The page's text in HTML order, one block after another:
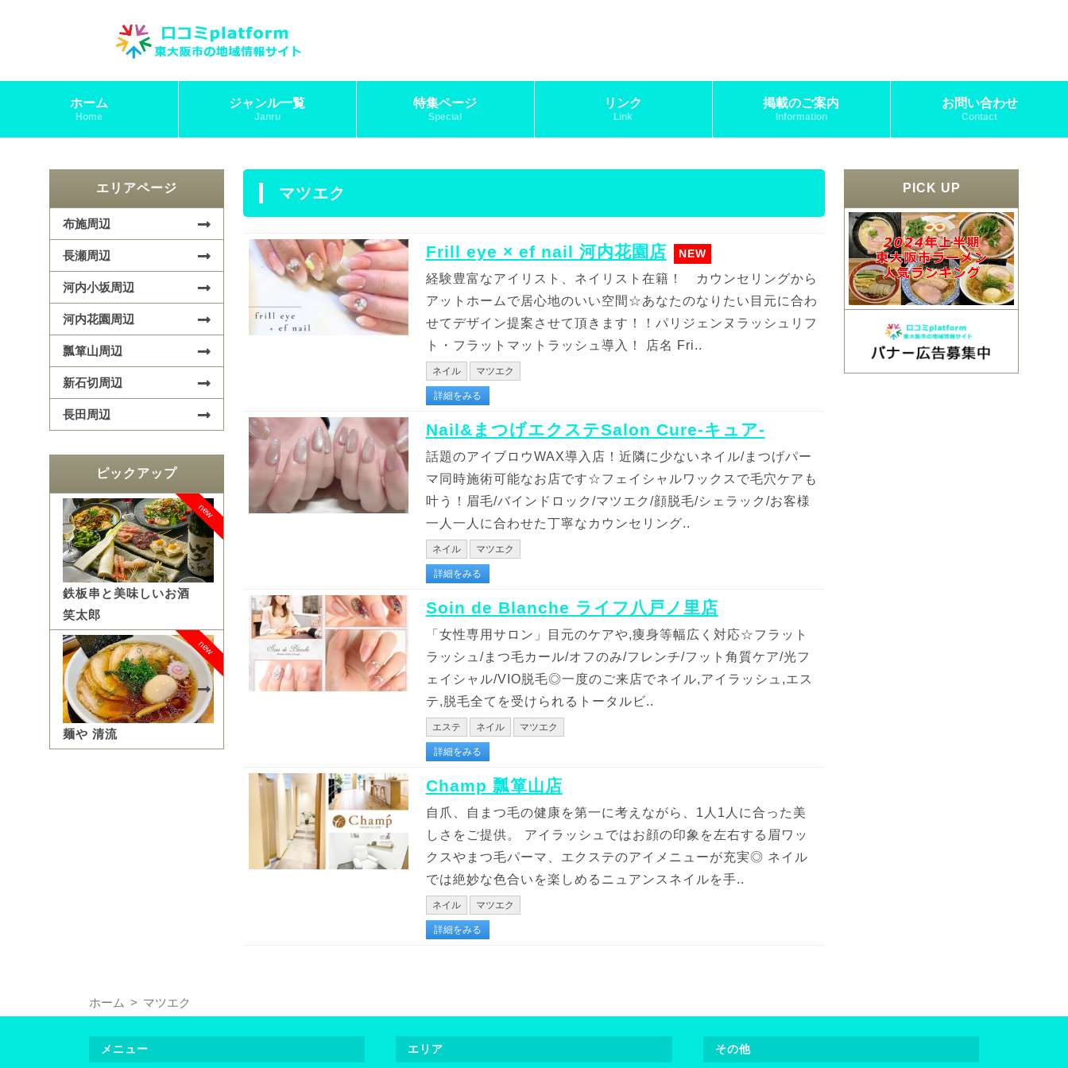
ホーム
Home
ジャンル一覧
Janru
特集ページ
Special
リンク
Link
掲載のご案内
Information
お問い合わせ
Contact
マツエク
Frill eye × ef nail 河内花園店
経験豊富なアイリスト、ネイリスト在籍！ カウンセリングから
アットホームで居心地のいい空間☆あなたのなりたい目元に合わ
せてデザイン提案させて頂きます！！パリジェンヌラッシュリフ
ト・フラットマットラッシュ導入！ 店名 Fri..
ネイル マツエク
詳細をみる
Nail&まつげエクステSalon Cure-キュア-
話題のアイブロウWAX導入店！近隣に少ないネイル/まつげパー
マ同時施術可能なお店です☆フェイシャルワックスで毛穴ケアも
叶う！眉毛/バインドロック/マツエク/顔脱毛/シェラック/お客様
一人一人に合わせた丁寧なカウンセリング..
ネイル マツエク
詳細をみる
Soin de Blanche ライフ八戸ノ里店
「女性専用サロン」目元のケアや,痩身等幅広く対応☆フラット
ラッシュ/まつ毛カール/オフのみ/フレンチ/フット角質ケア/光フ
ェイシャル/VIO脱毛◎一度のご来店でネイル,アイラッシュ,エス
テ,脱毛全てを受けられるトータルビ..
エステ ネイル マツエク
詳細をみる
Champ 瓢箪山店
自爪、自まつ毛の健康を第一に考えながら、1人1人に合った美
しさをご提供。 アイラッシュではお顔の印象を左右する眉ワッ
クスやまつ毛パーマ、エクステのアイメニューが充実◎ ネイル
では絶妙な色合いを楽しめるニュアンスネイルを手..
ネイル マツエク
詳細をみる
エリアページ
布施周辺
長瀬周辺
河内小坂周辺
河内花園周辺
瓢箪山周辺
新石切周辺
長田周辺
ピックアップ
new
鉄板串と美味しいお酒
笑太郎
new
麺や 清流
PICK UP
ホーム マツエク
メニュー エリア その他